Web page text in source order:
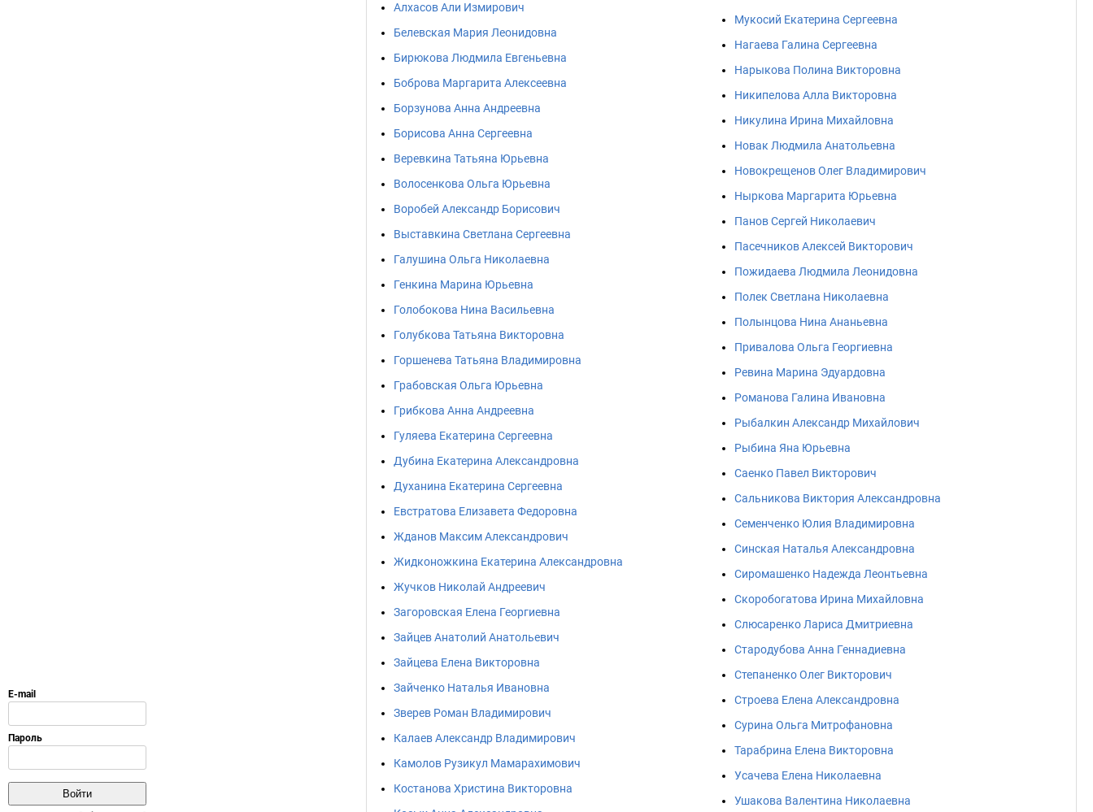
Алхасов Али Измирович
Белевская Мария Леонидовна
Бирюкова Людмила Евгеньевна
Боброва Маргарита Алексеевна
Борзунова Анна Андреевна
Борисова Анна Сергеевна
Веревкина Татьяна Юрьевна
Волосенкова Ольга Юрьевна
Воробей Александр Борисович
Выставкина Светлана Сергеевна
Галушина Ольга Николаевна
Генкина Марина Юрьевна
Голобокова Нина Васильевна
Голубкова Татьяна Викторовна
Горшенева Татьяна Владимировна
Грабовская Ольга Юрьевна
Грибкова Анна Андреевна
Гуляева Екатерина Сергеевна
Дубина Екатерина Александровна
Духанина Екатерина Сергеевна
Евстратова Елизавета Федоровна
Жданов Максим Александрович
Жидконожкина Екатерина Александровна
Жучков Николай Андреевич
Загоровская Елена Георгиевна
Зайцев Анатолий Анатольевич
Зайцева Елена Викторовна
Зайченко Наталья Ивановна
Зверев Роман Владимирович
Калаев Александр Владимирович
Камолов Рузикул Мамарахимович
Костанова Христина Викторовна
Мукосий Екатерина Сергеевна
Нагаева Галина Сергеевна
Нарыкова Полина Викторовна
Никипелова Алла Викторовна
Никулина Ирина Михайловна
Новак Людмила Анатольевна
Новокрещенов Олег Владимирович
Ныркова Маргарита Юрьевна
Панов Сергей Николаевич
Пасечников Алексей Викторович
Пожидаева Людмила Леонидовна
Полек Светлана Николаевна
Полынцова Нина Ананьевна
Привалова Ольга Георгиевна
Ревина Марина Эдуардовна
Романова Галина Ивановна
Рыбалкин Александр Михайлович
Рыбина Яна Юрьевна
Саенко Павел Викторович
Сальникова Виктория Александровна
Семенченко Юлия Владимировна
Синская Наталья Александровна
Сиромашенко Надежда Леонтьевна
Скоробогатова Ирина Михайловна
Слюсаренко Лариса Дмитриевна
Стародубова Анна Геннадиевна
Степаненко Олег Викторович
Строева Елена Александровна
Сурина Ольга Митрофановна
Тарабрина Елена Викторовна
Усачева Елена Николаевна
Ушакова Валентина Николаевна